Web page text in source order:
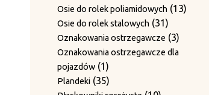
produktów
Osie do rolek poliamidowych 1313
Osie do rolek stalowych 3131
produktów
Oznakowania ostrzegawcze 33
Oznakowania ostrzegawcze dla
pojazdów
11
produkt
Plandeki 3535